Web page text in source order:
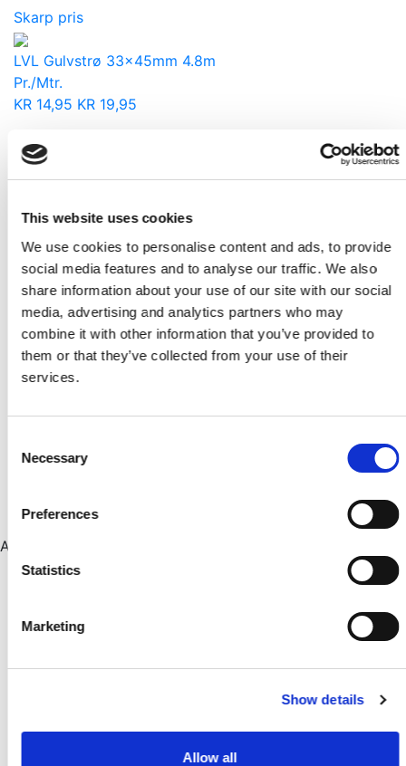
This website uses cookies
We use cookies to personalise content and ads, to provide
social media features and to analyse our traffic. We also
share information about your use of our site with our social
media, advertising and analytics partners who may
combine it with other information that you’ve provided to
them or that they’ve collected from your use of their
services.
Selection
Necessary
Preferences
Statistics
Marketing
Show details
Allow all
Skarp pris
LVL Gulvstrø 33x45mm 4.8m
Pr./Mtr.
KR 14,95 KR 19,95
Hvid Malet Fodliste 14x65x3600mm L140
Pr./Stk.
Gulvpap 1x30mtr 500g/m2
Pr./Rl.
KR219,95
Faxe Sæbe Hvid 2,5L
Pr./Stk.
Faxe Hvid Lud 2,5L
KR194,00
Andre har også set
Skarp pris
Frøslev Embla® Thermowood Terrassepakke 26x142
mm 75 m² uden reglar – L 5,1 m
Træbeton Hvidmalet Multifin 57,6m2 inkl. Skruer